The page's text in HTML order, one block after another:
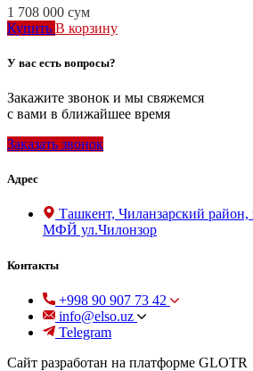
1 708 000 сум
Купить В корзину
У вас есть вопросы?
Закажите звонок и мы свяжемся
с вами в ближайшее время
Заказать звонок
Адрес
Ташкент, Чиланзарский район,
МФЙ ул.Чилонзор
Контакты
+998 90 907 73 42
info@elso.uz
Telegram
Сайт разработан на платформе GLOTR